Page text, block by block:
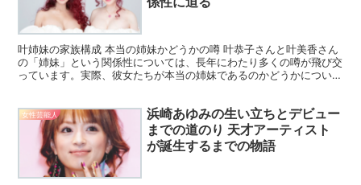
叶姉妹の家族構成 本当の姉妹かどうかの噂 叶恭子さんと叶美香さん
の「姉妹」という関係性については、長年にわたり多くの噂が飛び交
っています。実際、彼女たちが本当の姉妹であるのかどうかについて
女性芸能人
浜崎あゆみの生い立ちとデビュー
までの道のり 天才アーティスト
が誕生するまでの物語